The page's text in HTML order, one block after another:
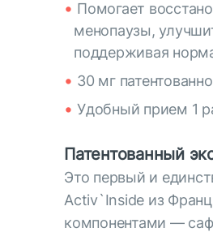
Помогает
менопаузы,
поддерживая
30 мг
Удобный прием 1
Патентованный
Это первый и
Activ`Inside из
компонентами —